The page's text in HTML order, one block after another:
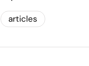
articles